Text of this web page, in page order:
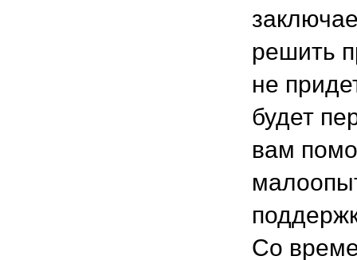
решить
не
будет
вам
Со